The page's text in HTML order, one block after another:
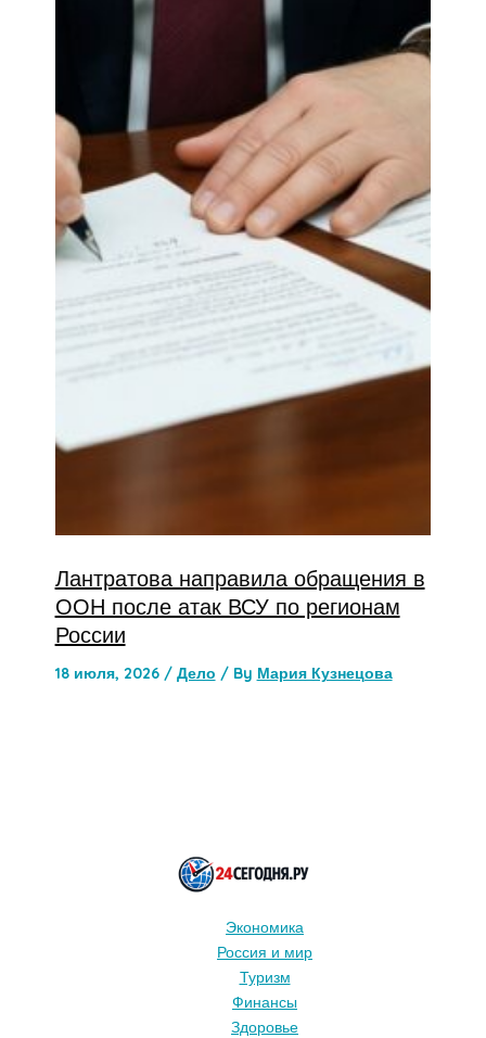
Лантратова направила обращения в
ООН после атак ВСУ по регионам
России
18 июля, 2026 / Дело / By Мария Кузнецова
Экономика
Россия и мир
Туризм
Финансы
Здоровье